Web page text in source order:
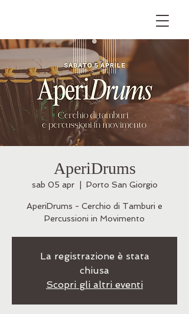
AperiDrums
sab 05 apr
  |
Porto San Giorgio
AperiDrums - Cerchio di Tamburi e
La registrazione è stata
chiusa
Scopri gli altri eventi